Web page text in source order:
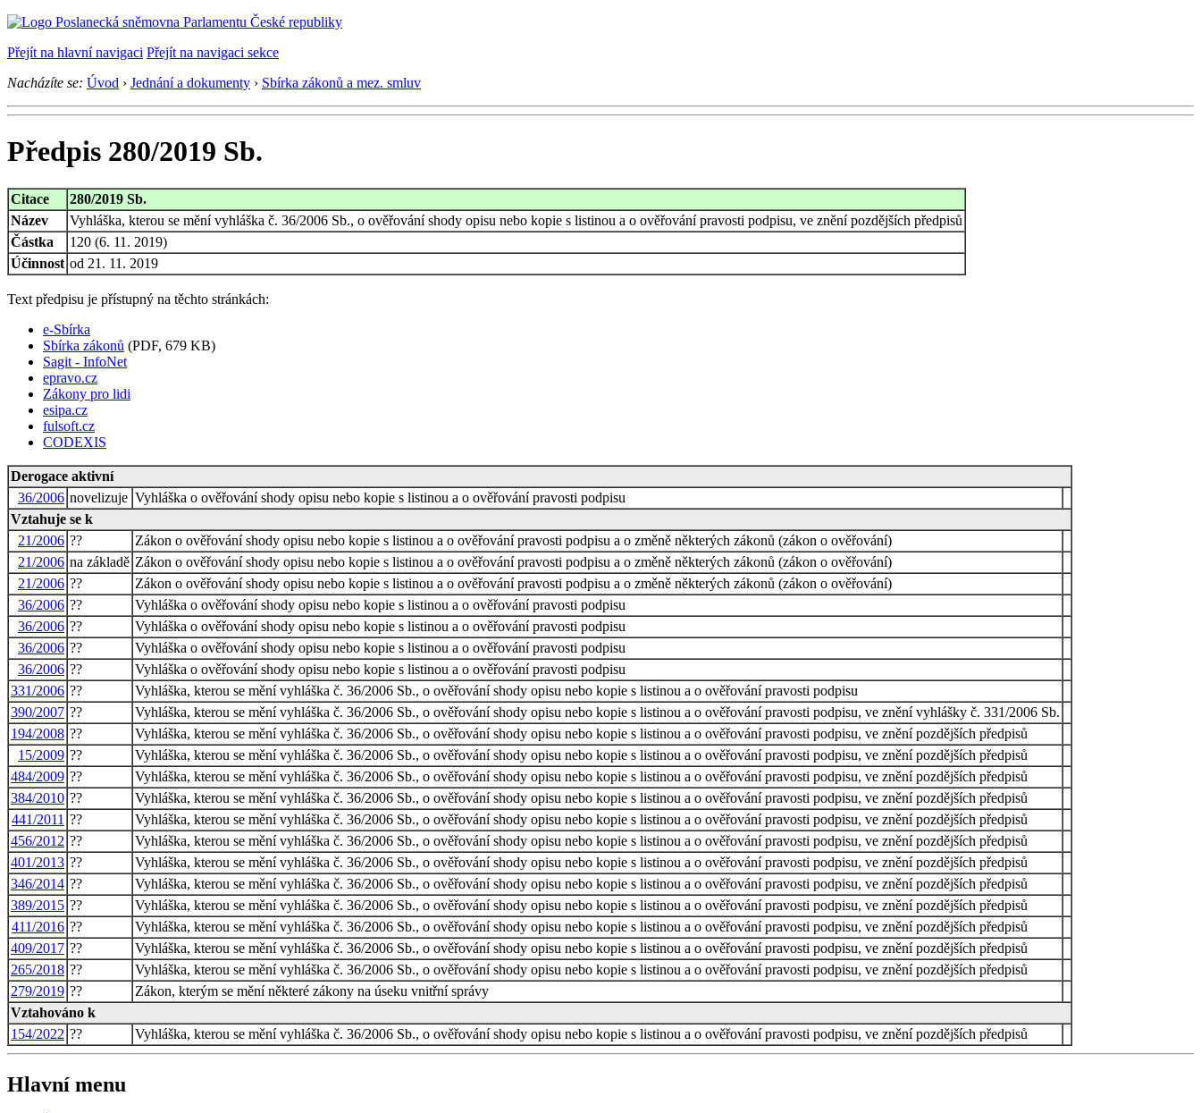
Přejít na hlavní navigaci Přejít na navigaci sekce
Nacházíte se: Úvod › Jednání a dokumenty › Sbírka zákonů a mez. smluv
Předpis 280/2019 Sb.
Citace
280/2019 Sb.
Název
Vyhláška, kterou se mění vyhláška č. 36/2006 Sb., o ověřování shody opisu nebo kopie s listinou a o ověřování pravosti podpisu, ve znění pozdějších předpisů
Částka
120 (6. 11. 2019)
Účinnost od 21. 11. 2019
Text předpisu je přístupný na těchto stránkách:
e-Sbírka
Sbírka zákonů (PDF, 679 KB)
Sagit - InfoNet
epravo.cz
Zákony pro lidi
esipa.cz
fulsoft.cz
CODEXIS
Derogace aktivní
36/2006 novelizuje Vyhláška o ověřování shody opisu nebo kopie s listinou a o ověřování pravosti podpisu
Vztahuje se k
21/2006 ??
Zákon o ověřování shody opisu nebo kopie s listinou a o ověřování pravosti podpisu a o změně některých zákonů (zákon o ověřování)
21/2006 na základě Zákon o ověřování shody opisu nebo kopie s listinou a o ověřování pravosti podpisu a o změně některých zákonů (zákon o ověřování)
21/2006 ??
Zákon o ověřování shody opisu nebo kopie s listinou a o ověřování pravosti podpisu a o změně některých zákonů (zákon o ověřování)
36/2006 ??
Vyhláška o ověřování shody opisu nebo kopie s listinou a o ověřování pravosti podpisu
36/2006 ??
Vyhláška o ověřování shody opisu nebo kopie s listinou a o ověřování pravosti podpisu
36/2006 ??
Vyhláška o ověřování shody opisu nebo kopie s listinou a o ověřování pravosti podpisu
36/2006 ??
Vyhláška o ověřování shody opisu nebo kopie s listinou a o ověřování pravosti podpisu
331/2006 ??
Vyhláška, kterou se mění vyhláška č. 36/2006 Sb., o ověřování shody opisu nebo kopie s listinou a o ověřování pravosti podpisu
390/2007 ??
Vyhláška, kterou se mění vyhláška č. 36/2006 Sb., o ověřování shody opisu nebo kopie s listinou a o ověřování pravosti podpisu, ve znění vyhlášky č. 331/2006 Sb.
194/2008 ??
Vyhláška, kterou se mění vyhláška č. 36/2006 Sb., o ověřování shody opisu nebo kopie s listinou a o ověřování pravosti podpisu, ve znění pozdějších předpisů
15/2009 ??
Vyhláška, kterou se mění vyhláška č. 36/2006 Sb., o ověřování shody opisu nebo kopie s listinou a o ověřování pravosti podpisu, ve znění pozdějších předpisů
484/2009 ??
Vyhláška, kterou se mění vyhláška č. 36/2006 Sb., o ověřování shody opisu nebo kopie s listinou a o ověřování pravosti podpisu, ve znění pozdějších předpisů
384/2010 ??
Vyhláška, kterou se mění vyhláška č. 36/2006 Sb., o ověřování shody opisu nebo kopie s listinou a o ověřování pravosti podpisu, ve znění pozdějších předpisů
441/2011 ??
Vyhláška, kterou se mění vyhláška č. 36/2006 Sb., o ověřování shody opisu nebo kopie s listinou a o ověřování pravosti podpisu, ve znění pozdějších předpisů
456/2012 ??
Vyhláška, kterou se mění vyhláška č. 36/2006 Sb., o ověřování shody opisu nebo kopie s listinou a o ověřování pravosti podpisu, ve znění pozdějších předpisů
401/2013 ??
Vyhláška, kterou se mění vyhláška č. 36/2006 Sb., o ověřování shody opisu nebo kopie s listinou a o ověřování pravosti podpisu, ve znění pozdějších předpisů
346/2014 ??
Vyhláška, kterou se mění vyhláška č. 36/2006 Sb., o ověřování shody opisu nebo kopie s listinou a o ověřování pravosti podpisu, ve znění pozdějších předpisů
389/2015 ??
Vyhláška, kterou se mění vyhláška č. 36/2006 Sb., o ověřování shody opisu nebo kopie s listinou a o ověřování pravosti podpisu, ve znění pozdějších předpisů
411/2016 ??
Vyhláška, kterou se mění vyhláška č. 36/2006 Sb., o ověřování shody opisu nebo kopie s listinou a o ověřování pravosti podpisu, ve znění pozdějších předpisů
409/2017 ??
Vyhláška, kterou se mění vyhláška č. 36/2006 Sb., o ověřování shody opisu nebo kopie s listinou a o ověřování pravosti podpisu, ve znění pozdějších předpisů
265/2018 ??
Vyhláška, kterou se mění vyhláška č. 36/2006 Sb., o ověřování shody opisu nebo kopie s listinou a o ověřování pravosti podpisu, ve znění pozdějších předpisů
279/2019 ??
Zákon, kterým se mění některé zákony na úseku vnitřní správy
Vztahováno k
154/2022 ?? Vyhláška, kterou se mění vyhláška č. 36/2006 Sb., o ověřování shody opisu nebo kopie s listinou a o ověřování pravosti podpisu, ve znění pozdějších předpisů
Hlavní menu